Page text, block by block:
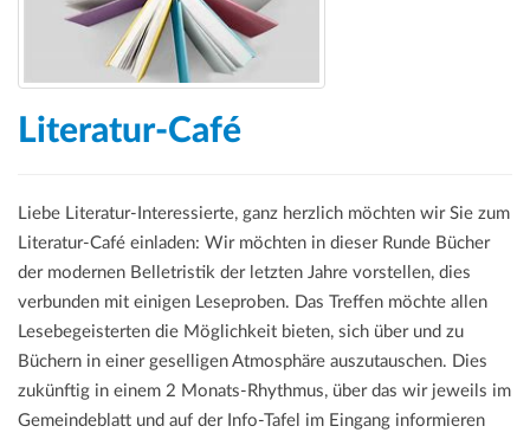
Literatur-Café
Liebe Literatur-Interessierte, ganz herzlich möchten wir Sie zum
Literatur-Café einladen: Wir möchten in dieser Runde Bücher
der modernen Belletristik der letzten Jahre vorstellen, dies
verbunden mit einigen Leseproben. Das Treffen möchte allen
Lesebegeisterten die Möglichkeit bieten, sich über und zu
Büchern in einer geselligen Atmosphäre auszutauschen. Dies
zukünftig in einem 2 Monats-Rhythmus, über das wir jeweils im
Gemeindeblatt und auf der Info-Tafel im Eingang informieren